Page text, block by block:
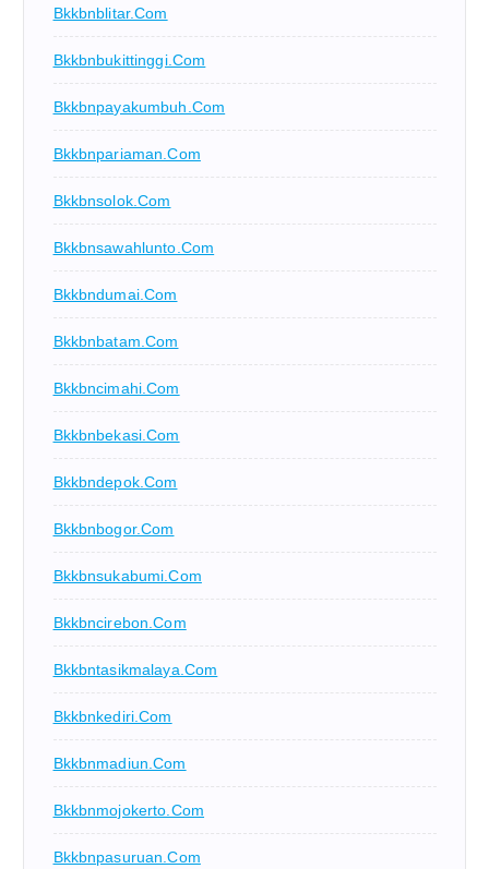
Bkkbnblitar.com
Bkkbnbukittinggi.com
Bkkbnpayakumbuh.com
Bkkbnpariaman.com
Bkkbnsolok.com
Bkkbnsawahlunto.com
Bkkbndumai.com
Bkkbnbatam.com
Bkkbncimahi.com
Bkkbnbekasi.com
Bkkbndepok.com
Bkkbnbogor.com
Bkkbnsukabumi.com
Bkkbncirebon.com
Bkkbntasikmalaya.com
Bkkbnkediri.com
Bkkbnmadiun.com
Bkkbnmojokerto.com
Bkkbnpasuruan.com